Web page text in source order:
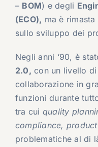
– BOM) e degli
(ECO), ma è
sullo sviluppo dei
Negli anni ‘90, è
2.0, con un livello
collaborazione in
funzioni durante
tra cui quality
compliance,
problematiche al di